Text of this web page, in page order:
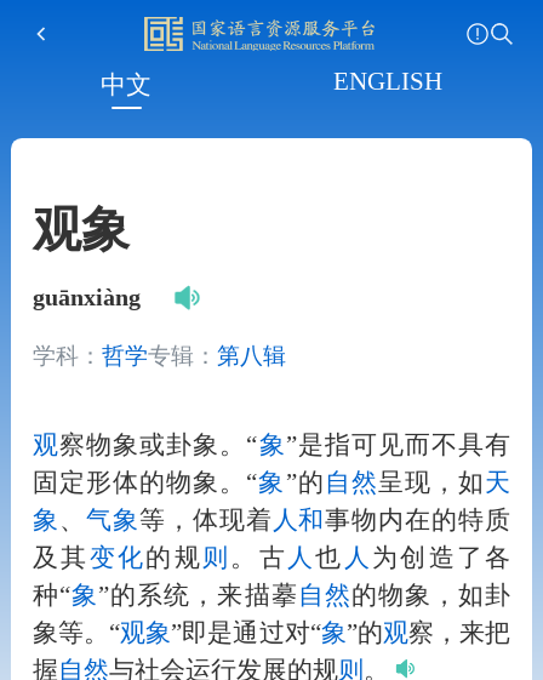
中文 ENGLISH
观象
guānxiàng
学科： 哲学专辑： 第八辑
观察物象或卦象。“象 ”是指可见而不具有
固定形体的物象。“象 ”的自然呈现，如天
象 、 气象等，体现着 人和事物内在的特质
及其变化的规则 。古 人也 人 为创造了各
种“象 ”的系统，来描摹自然的物象，如卦
象等。“观象”即是通过对“象”的观察，来把
握自然与社会运行发展的规则 。